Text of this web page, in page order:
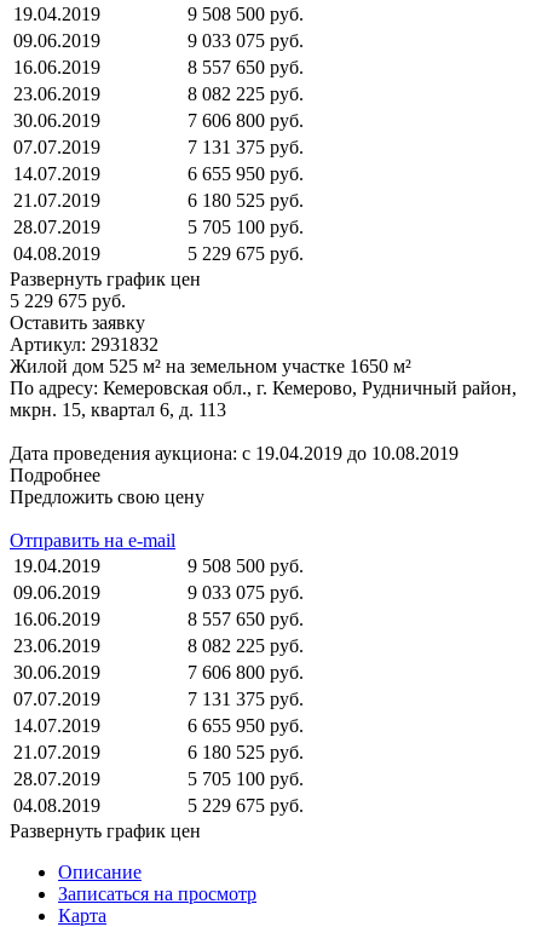
19.04.2019
9 508 500 руб.
09.06.2019
9 033 075 руб.
16.06.2019
8 557 650 руб.
23.06.2019
8 082 225 руб.
30.06.2019
7 606 800 руб.
07.07.2019
7 131 375 руб.
14.07.2019
6 655 950 руб.
21.07.2019
6 180 525 руб.
28.07.2019
5 705 100 руб.
04.08.2019
5 229 675 руб.
Развернуть график цен
5 229 675 руб.
Оставить заявку
Артикул: 2931832
Жилой дом 525 м² на земельном участке 1650 м²
По адресу: Кемеровская обл., г. Кемерово, Рудничный район,
мкрн. 15, квартал 6, д. 113
Дата проведения аукциона: с 19.04.2019 до 10.08.2019
Подробнее
Предложить свою цену
Отправить на e-mail
19.04.2019
9 508 500 руб.
09.06.2019
9 033 075 руб.
16.06.2019
8 557 650 руб.
23.06.2019
8 082 225 руб.
30.06.2019
7 606 800 руб.
07.07.2019
7 131 375 руб.
14.07.2019
6 655 950 руб.
21.07.2019
6 180 525 руб.
28.07.2019
5 705 100 руб.
04.08.2019
5 229 675 руб.
Развернуть график цен
Описание
Записаться на просмотр
Карта